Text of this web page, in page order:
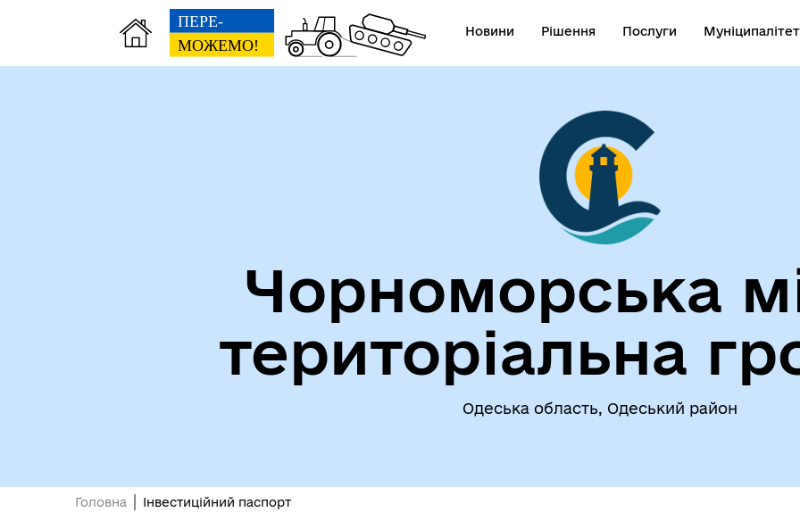
Новини Рішення Послуги Муніципалітет
Герої не вмирають!
Чорноморська
територіальна
Одеська область, Одеський район
Головна Інвестиційний паспорт